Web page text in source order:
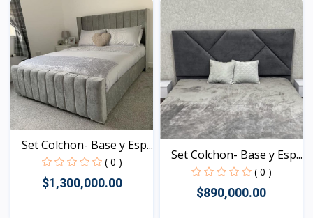
Set Colchon- Base y Esp...
( 0 )
$1,300,000.00
Set Colchon- Base y Esp...
( 0 )
$890,000.00